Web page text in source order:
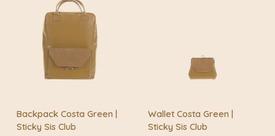
Backpack Costa Green |
Sticky Sis Club
Wallet Costa Green |
Sticky Sis Club